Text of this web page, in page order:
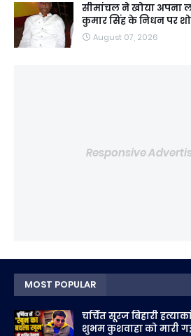
सीमांचल ने खोया अपना
कुमार सिंह के निधन पर
August 07, 2026
Responsive
MOST POPULAR
चर्चित सूरज बिहारी
शुभम कुशवाहा को मारी